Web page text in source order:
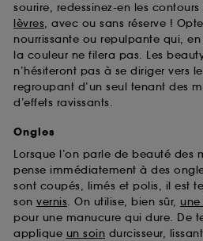
sourire, redessinez-en les contours
lèvres, avec ou sans réserve !
nourrissante ou repulpante qui,
la couleur ne filera pas. Les
n’hésiteront pas à se diriger vers
regroupant d’un seul tenant des
d’effets ravissants.
Ongles
Lorsque l’on parle de beauté des
pense immédiatement à des
sont coupés, limés et polis, il est
son vernis. On utilise, bien sûr,
pour une manucure qui dure. De
applique un soin durcisseur,